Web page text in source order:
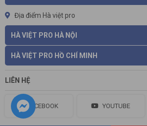
Địa điểm Hà việt pro
HÀ VIỆT PRO HÀ NỘI
HÀ VIỆT PRO HỒ CHÍ MINH
LIÊN HỆ
FACEBOOK YOUTUBE